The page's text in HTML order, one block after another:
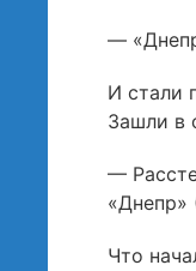
—
И стали
Зашли в
—
«Днепр»
Что